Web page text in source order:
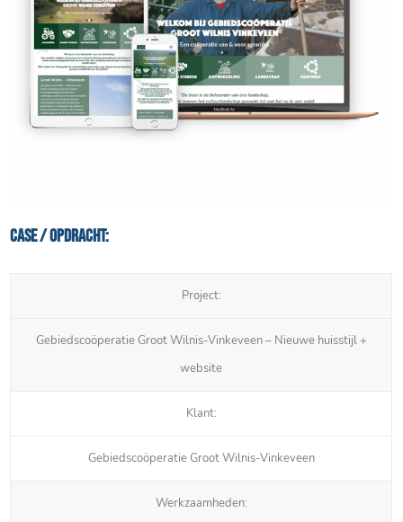
Case / Opdracht:
Project:
Gebiedscoöperatie Groot Wilnis-Vinkeveen – Nieuwe huisstijl +
website
Klant:
Gebiedscoöperatie Groot Wilnis-Vinkeveen
Werkzaamheden: